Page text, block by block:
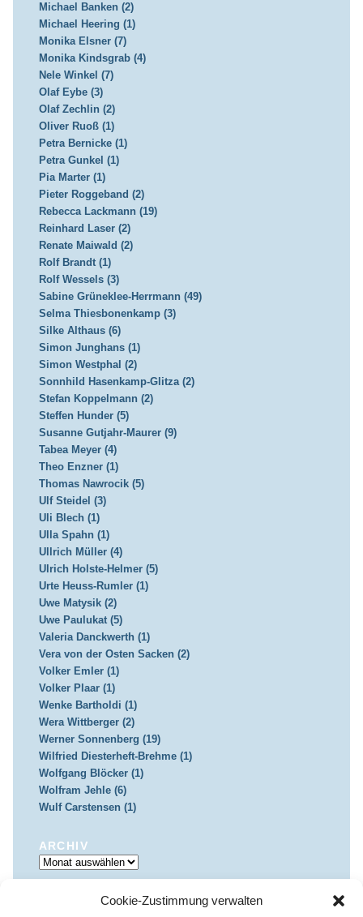
Cookie-Zustimmung verwalten
Michael Banken (2)
Michael Heering (1)
Monika Elsner (7)
Monika Kindsgrab (4)
Nele Winkel (7)
Olaf Eybe (3)
Olaf Zechlin (2)
Oliver Ruoß (1)
Petra Bernicke (1)
Petra Gunkel (1)
Pia Marter (1)
Pieter Roggeband (2)
Rebecca Lackmann (19)
Reinhard Laser (2)
Renate Maiwald (2)
Rolf Brandt (1)
Rolf Wessels (3)
Sabine Grüneklee-Herrmann (49)
Selma Thiesbonenkamp (3)
Silke Althaus (6)
Simon Junghans (1)
Simon Westphal (2)
Sonnhild Hasenkamp-Glitza (2)
Stefan Koppelmann (2)
Steffen Hunder (5)
Susanne Gutjahr-Maurer (9)
Tabea Meyer (4)
Theo Enzner (1)
Thomas Nawrocik (5)
Ulf Steidel (3)
Uli Blech (1)
Ulla Spahn (1)
Ullrich Müller (4)
Ulrich Holste-Helmer (5)
Urte Heuss-Rumler (1)
Uwe Matysik (2)
Uwe Paulukat (5)
Valeria Danckwerth (1)
Vera von der Osten Sacken (2)
Volker Emler (1)
Volker Plaar (1)
Wenke Bartholdi (1)
Wera Wittberger (2)
Werner Sonnenberg (19)
Wilfried Diesterheft-Brehme (1)
Wolfgang Blöcker (1)
Wolfram Jehle (6)
Wulf Carstensen (1)
ARCHIV
Archiv
IMPRESSUM & DATENSCHUTZ